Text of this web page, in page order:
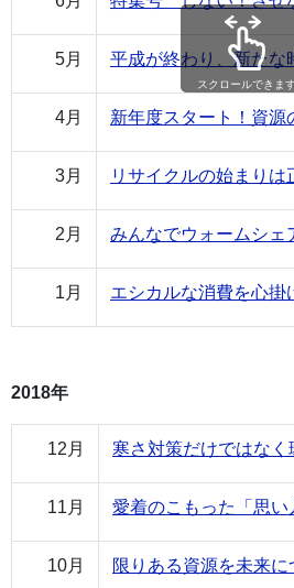
5月 平成が終わり、新たな
4月 新年度スタート！資源
3月 リサイクルの始まりは
2月 みんなでウォームシェ
1月 エシカルな消費を心掛
スクロールできま
2018年
12月 寒さ対策だけではな
11月 愛着のこもった「思
10月 限りある資源を未来